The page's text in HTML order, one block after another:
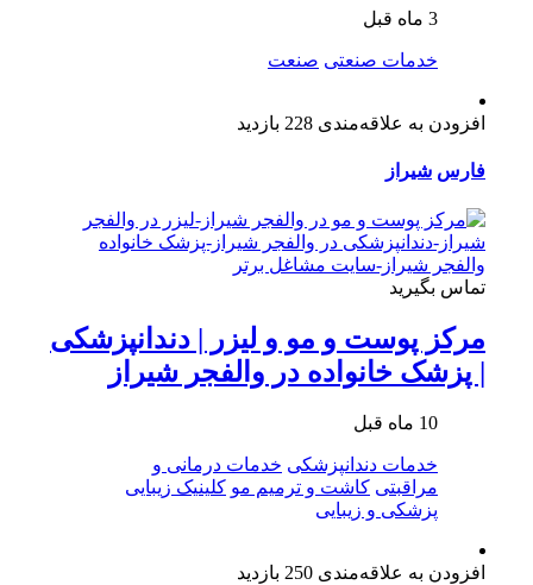
3 ماه قبل
خدمات صنعتی صنعت
افزودن به علاقه‌مندی 228 بازدید
فارس شیراز
تماس بگیرید
مرکز پوست و مو و لیزر | دندانپزشکی
| پزشک خانواده در والفجر شیراز
10 ماه قبل
خدمات دندانپزشکی خدمات درمانی و
مراقبتی کاشت و ترمیم مو کلینیک زیبایی
پزشکی و زیبایی
افزودن به علاقه‌مندی 250 بازدید